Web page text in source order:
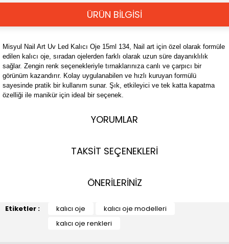
ÜRÜN BİLGİSİ
Misyul Nail Art Uv Led Kalıcı Oje 15ml 134, Nail art için özel olarak formüle
edilen kalıcı oje, sıradan ojelerden farklı olarak uzun süre dayanıklılık
sağlar. Zengin renk seçenekleriyle tırnaklarınıza canlı ve çarpıcı bir
görünüm kazandırır. Kolay uygulanabilen ve hızlı kuruyan formülü
sayesinde pratik bir kullanım sunar. Şık, etkileyici ve tek katta kapatma
özelliği ile manikür için ideal bir seçenek.
YORUMLAR
TAKSİT SEÇENEKLERİ
ÖNERİLERİNİZ
Etiketler : kalıcı oje
kalıcı oje modelleri
kalıcı oje renkleri